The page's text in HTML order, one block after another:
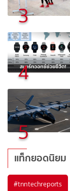
3
4
5
แท็กยอดนิยม
#tnntechreports